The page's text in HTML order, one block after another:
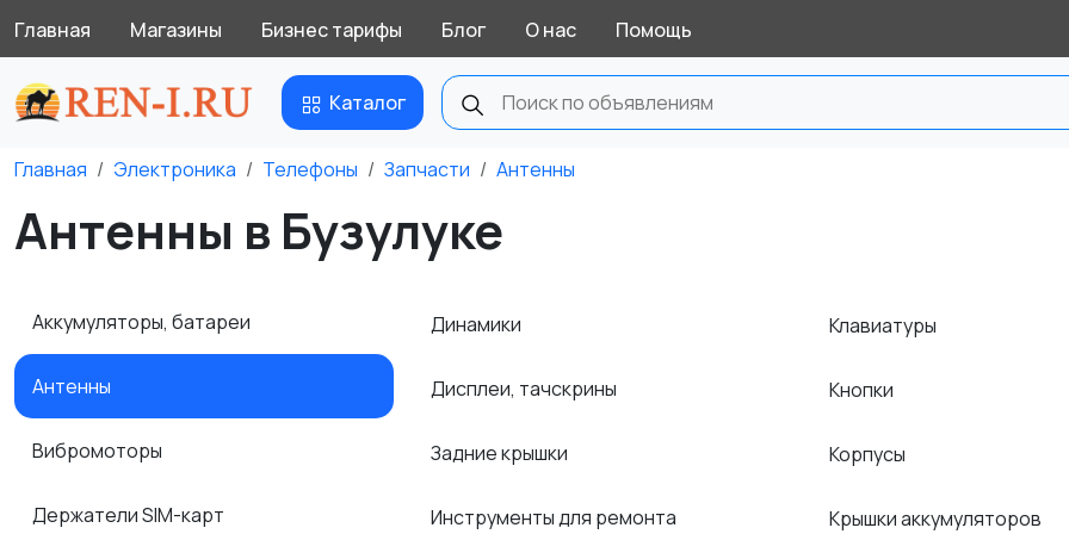
Главная Магазины Бизнес тарифы Блог О нас Помощь
Каталог
Главная Электроника Телефоны Запчасти Антенны
Антенны в Бузулуке
Аккумуляторы, батареи
Антенны
Вибромоторы
Держатели SIM-карт
Динамики
Дисплеи, тачскрины
Задние крышки
Инструменты для ремонта
Клавиатуры
Кнопки
Корпусы
Крышки аккумуляторов